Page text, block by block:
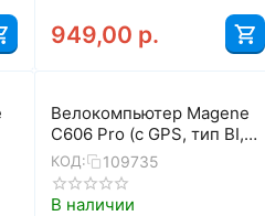
949,00 р.
Велокомпьютер Magene
C606 Pro (с GPS, тип BI,
чёрный)
КОД: 109735
В наличии